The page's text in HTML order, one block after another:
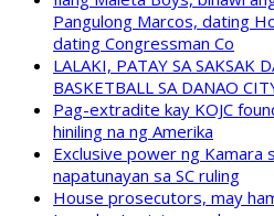
Pangulong Marcos, dating
dating Congressman Co
LALAKI, PATAY SA SAKSAK
BASKETBALL SA DANAO
Pag-extradite kay KOJC
hiniling na ng Amerika
Exclusive power ng Kamara
napatunayan sa SC ruling
House prosecutors, may